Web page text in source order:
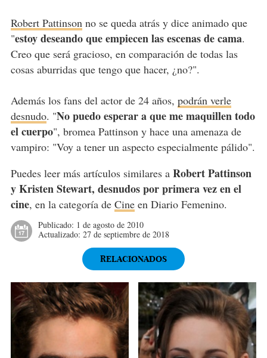
Robert Pattinsonno se queda atrás y dice animado que
"estoy deseando que empiecen las escenas de cama.
Creo que será gracioso, en comparación de todas las
cosas aburridas que tengo que hacer, ¿no?".
Además los fans del actor de 24 años, podrán verle
desnudo. "No puedo esperar a que me maquillen todo
el cuerpo", bromea Pattinson y hace una amenaza de
vampiro: "Voy a tener un aspecto especialmente pálido".
Puedes leer más artículos similares a Robert Pattinson
y Kristen Stewart, desnudos por primera vez en el
cine, en la categoría de Cineen Diario Femenino.
Publicado: 1 de agosto de 2010
Actualizado: 27 de septiembre de 2018
RELACIONADOS